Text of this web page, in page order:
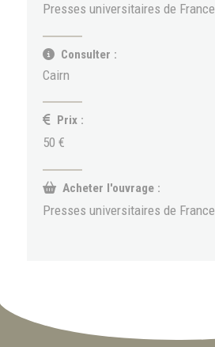
Presses universitaires de France
Consulter :
Cairn
Prix :
50 €
Acheter l'ouvrage :
Presses universitaires de France